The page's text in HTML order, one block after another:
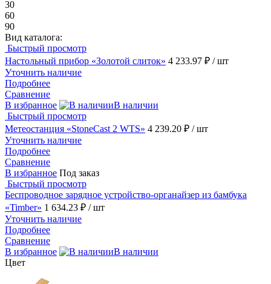
30
60
90
Вид каталога:
Быстрый просмотр
Настольный прибор «Золотой слиток» 4 233.97 ₽ / шт
Уточнить наличие
Подробнее
Сравнение
В избранное
В наличии
Быстрый просмотр
Метеостанция «StoneCast 2 WTS» 4 239.20 ₽ / шт
Уточнить наличие
Подробнее
Сравнение
В избранное Под заказ
Быстрый просмотр
Беспроводное зарядное устройство-органайзер из бамбука
«Timber» 1 634.23 ₽ / шт
Уточнить наличие
Подробнее
Сравнение
В избранное
В наличии
Цвет